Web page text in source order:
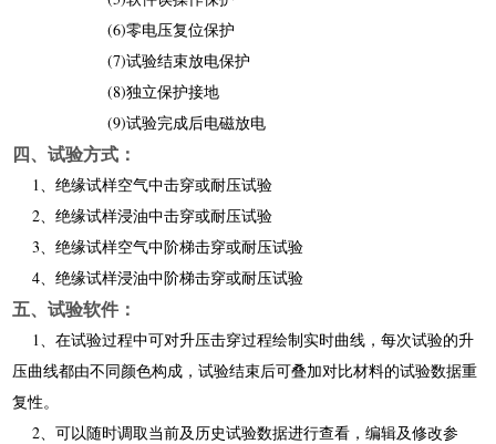
(6)零电压复位保护
(7)试验结束放电保护
(8)独立保护接地
(9)试验完成后电磁放电
四、试验方式：
1、绝缘试样空气中击穿或耐压试验
2、绝缘试样浸油中击穿或耐压试验
3、绝缘试样空气中阶梯击穿或耐压试验
4、绝缘试样浸油中阶梯击穿或耐压试验
五、试验软件：
1、在试验过程中可对升压击穿过程绘制实时曲线，每次试验的升
压曲线都由不同颜色构成，试验结束后可叠加对比材料的试验数据重
复性。
2、可以随时调取当前及历史试验数据进行查看，编辑及修改参